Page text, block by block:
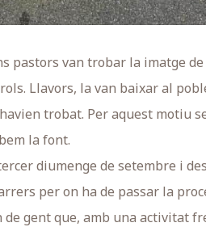
pastors van trobar la imatge
Llavors, la van baixar al
trobat. Per aquest motiu
la font.
diumenge de setembre i
per on ha de passar la
gent que, amb una activitat